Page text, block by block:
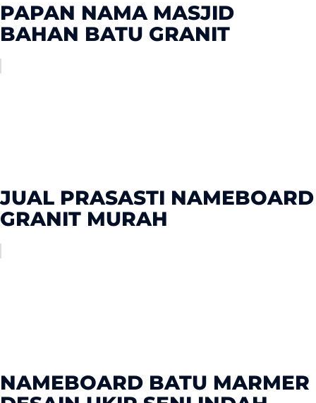
PAPAN NAMA MASJID
BAHAN BATU GRANIT
JUAL PRASASTI NAMEBOARD
GRANIT MURAH
NAMEBOARD BATU MARMER